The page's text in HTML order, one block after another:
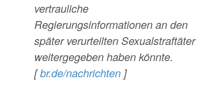
vertrauliche
Regierungsinformationen an den
später verurteilten Sexualstraftäter
weitergegeben haben könnte.
[br.de/nachrichten ]